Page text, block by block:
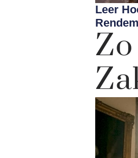
Leer